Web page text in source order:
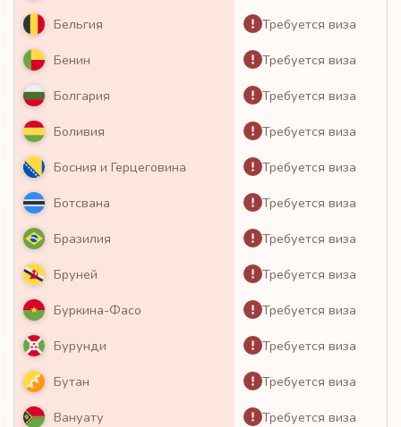
Бельгия Требуется виза
Бенин Требуется виза
Болгария Требуется виза
Боливия Требуется виза
Босния и Герцеговина Требуется виза
Ботсвана Требуется виза
Бразилия Требуется виза
Бруней Требуется виза
Буркина-Фасо Требуется виза
Бурунди Требуется виза
Бутан Требуется виза
Вануату Требуется виза